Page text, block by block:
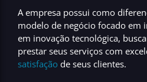
A empresa possui como
modelo de negócio focado em
em inovação tecnológica,
prestar seus serviços com
satisfação de seus clientes.